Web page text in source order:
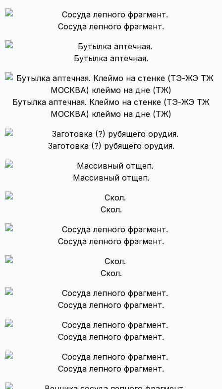
Сосуда лепного фрагмент.
Бутылка аптечная.
Бутылка аптечная. Клеймо на стенке (ТЭ-ЖЭ ТЖ
МОСКВА) клеймо на дне (ТЖ)
Заготовка (?) рубящего орудия.
Массивный отщеп.
Скол.
Сосуда лепного фрагмент.
Скол.
Сосуда лепного фрагмент.
Сосуда лепного фрагмент.
Сосуда лепного фрагмент.